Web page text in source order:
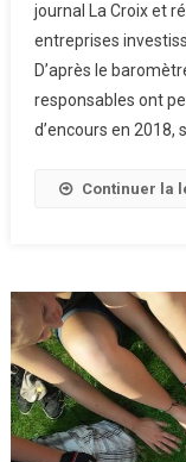
journal La Croix et
entreprises
D’après le
responsables ont
d’encours en 2018,
Continuer la